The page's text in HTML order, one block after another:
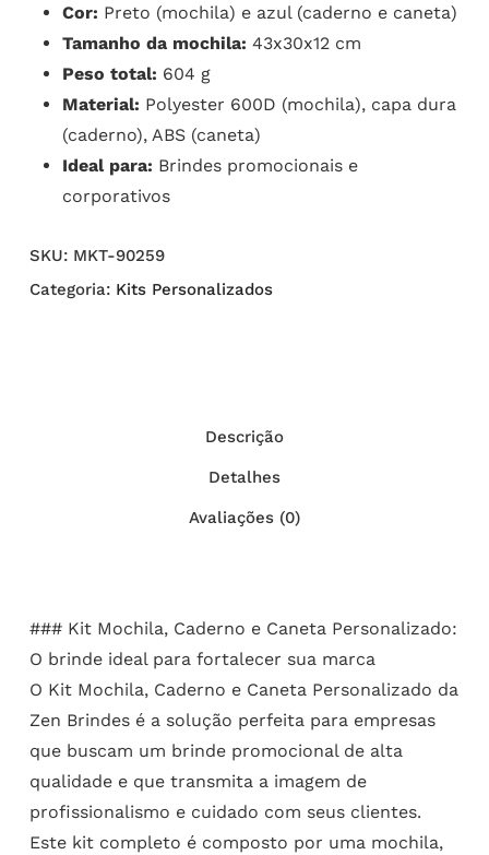
Cor: Preto (mochila) e azul (caderno e caneta)
Tamanho da mochila: 43x30x12 cm
Peso total: 604 g
Material: Polyester 600D (mochila), capa dura
(caderno), ABS (caneta)
Ideal para: Brindes promocionais e
corporativos
SKU: MKT-90259
Categoria: Kits Personalizados
Descrição
Detalhes
Avaliações (0)
### Kit Mochila, Caderno e Caneta Personalizado:
O brinde ideal para fortalecer sua marca
O Kit Mochila, Caderno e Caneta Personalizado da
Zen Brindes é a solução perfeita para empresas
que buscam um brinde promocional de alta
qualidade e que transmita a imagem de
profissionalismo e cuidado com seus clientes.
Este kit completo é composto por uma mochila,